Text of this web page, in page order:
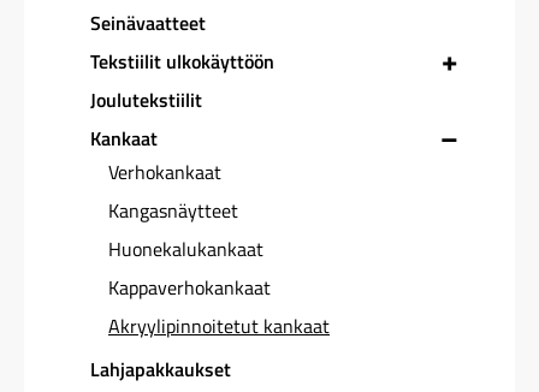
Seinävaatteet
+
Tekstiilit ulkokäyttöön
Joulutekstiilit
–
Kankaat
Verhokankaat
Kangasnäytteet
Huonekalukankaat
Kappaverhokankaat
Akryylipinnoitetut kankaat
Lahjapakkaukset